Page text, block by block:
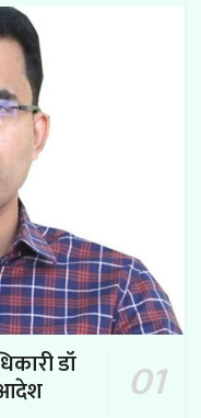
डॉ
आदेश